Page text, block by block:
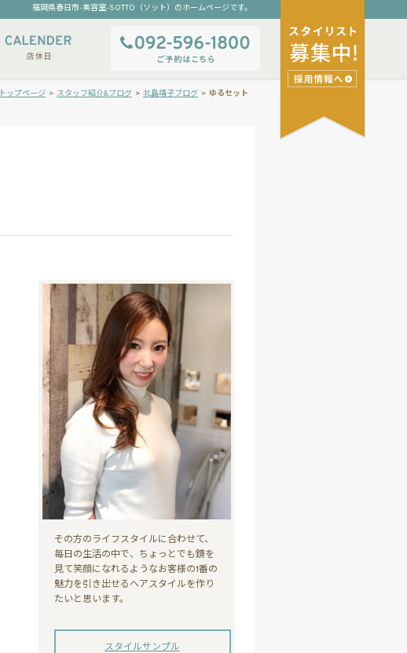
福岡県春日市-美容室-SOTTO（ソット）のホームページです。
ゆるセット
トップページ > スタッフ紹介&ブログ > 北島靖子ブログ >
その方のライフスタイルに合わせて、
毎日の生活の中で、ちょっとでも鏡を
見て笑顔になれるようなお客様の1番の
魅力を引き出せるヘアスタイルを作り
たいと思います。
スタイルサンプル